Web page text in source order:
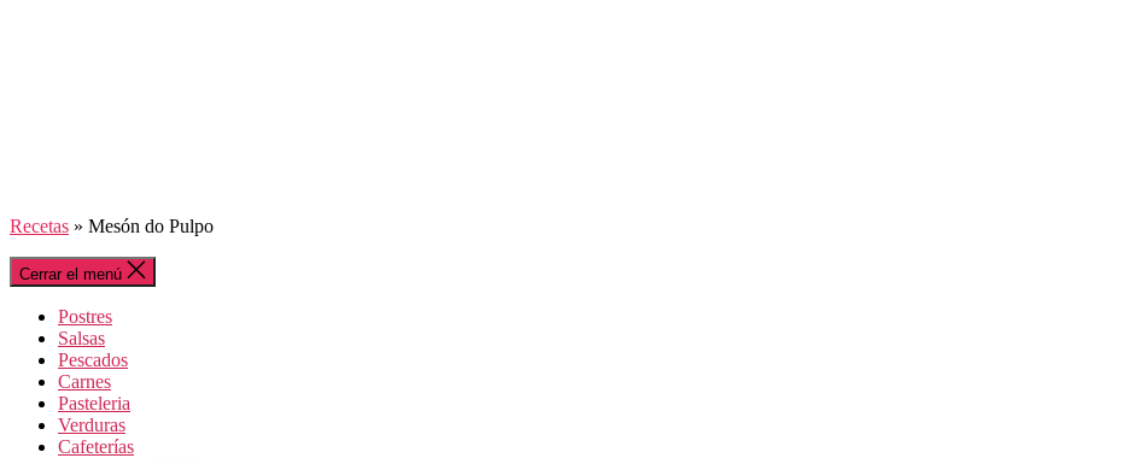
Recetas » Mesón do Pulpo
Cerrar el menú
Postres
Salsas
Pescados
Carnes
Pasteleria
Verduras
Cafeterías